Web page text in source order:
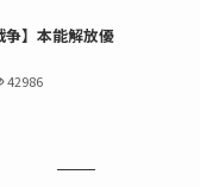
争】本能解放優
42986